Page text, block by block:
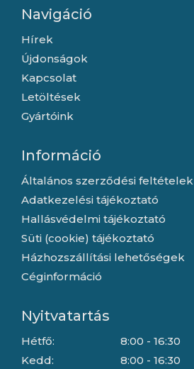
Navigáció
Hírek
Újdonságok
Kapcsolat
Letöltések
Gyártóink
Információ
Általános szerződési feltételek
Adatkezelési tájékoztató
Hallásvédelmi tájékoztató
Süti (cookie) tájékoztató
Házhozszállítási lehetőségek
Céginformáció
Nyitvatartás
Hétfő:
Kedd:
8:00 - 16:30
8:00 - 16:30